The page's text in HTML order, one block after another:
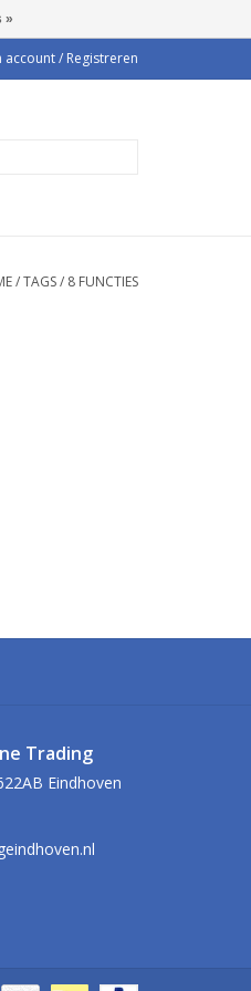
account / Registreren
/TAGS/ 8 FUNCTIES
Trading
Eindhoven
»